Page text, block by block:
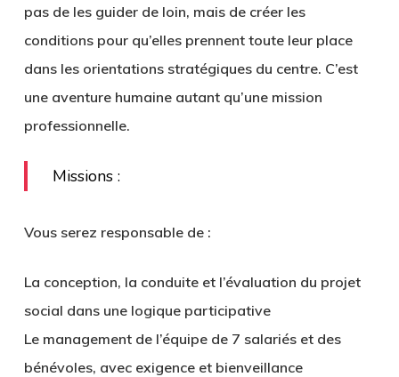
pas de les guider de loin, mais de créer les
conditions pour qu’elles prennent toute leur place
dans les orientations stratégiques du centre. C’est
une aventure humaine autant qu’une mission
professionnelle.
Missions :
Vous serez responsable de :
La conception, la conduite et l’évaluation du projet
social dans une logique participative
Le management de l’équipe de 7 salariés et des
bénévoles, avec exigence et bienveillance